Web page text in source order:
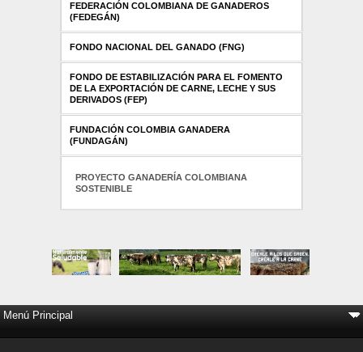
FEDERACIÓN COLOMBIANA DE GANADEROS
(FEDEGÁN)
FONDO NACIONAL DEL GANADO (FNG)
FONDO DE ESTABILIZACIÓN PARA EL FOMENTO
DE LA EXPORTACIÓN DE CARNE, LECHE Y SUS
DERIVADOS (FEP)
FUNDACIÓN COLOMBIA GANADERA
(FUNDAGÁN)
PROYECTO GANADERÍA COLOMBIANA
SOSTENIBLE